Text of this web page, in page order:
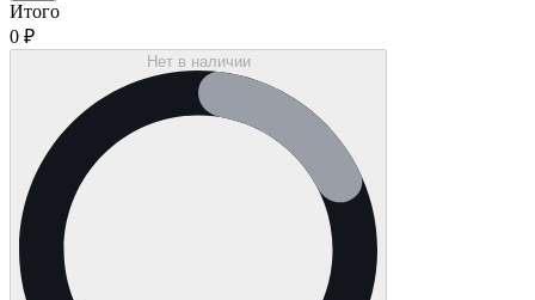
Итого
0 ₽
Нет в наличии